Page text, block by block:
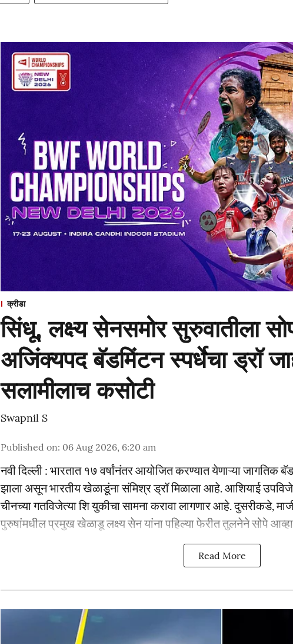
क्रीडा
सिंधू, लक्ष्य सेनसमोर सुरुवातीला
अजिंक्यपद बॅडमिंटन स्पर्धेचा ड्रॉ
सलामीलाच कसोटी
Swapnil S
Published on: 06 Aug 2026, 6:20 am
नवी दिल्ली : भारतात १७ वर्षांनंतर आयोजित करण्यात येणाऱ्या जागतिक
झाला असून भारतीय खेळाडूंना संमिश्र ड्रॉ मिळाला आहे. आशियाई
चीनच्या गतविजेत्या शि युकीचा सामना करावा लागणार आहे. दुसरीकडे,
पुरुषांमधील प्रमुख खेळाडू लक्ष्य सेन यांना पहिल्या फेरीत तुलनेने सोपे
Read More